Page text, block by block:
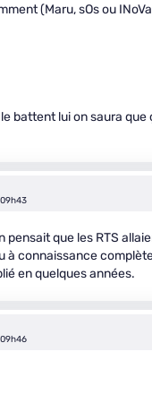
(Maru, sOs ou
battent lui on saura que
pensait que les RTS
à connaissance
en quelques années.